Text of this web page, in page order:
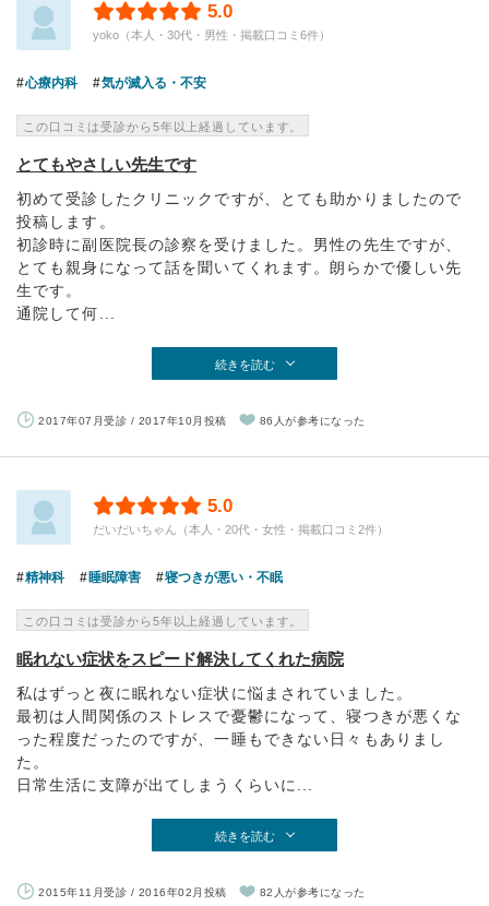
5.0
yoko（本人・30代・男性・掲載口コミ6件）
心療内科 気が滅入る・不安
この口コミは受診から5年以上経過しています。
とてもやさしい先生です
初めて受診したクリニックですが、とても助かりましたので
投稿します。
初診時に副医院長の診察を受けました。男性の先生ですが、
とても親身になって話を聞いてくれます。朗らかで優しい先
生です。
通院して何...
続きを読む
2017年07月受診 / 2017年10月投稿 86人が参考になった
5.0
だいだいちゃん（本人・20代・女性・掲載口コミ2件）
精神科 睡眠障害 寝つきが悪い・不眠
この口コミは受診から5年以上経過しています。
眠れない症状をスピード解決してくれた病院
私はずっと夜に眠れない症状に悩まされていました。
最初は人間関係のストレスで憂鬱になって、寝つきが悪くな
った程度だったのですが、一睡もできない日々もありまし
た。
日常生活に支障が出てしまうくらいに...
続きを読む
2015年11月受診 / 2016年02月投稿 82人が参考になった